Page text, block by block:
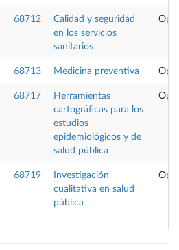
68712
Calidad y seguridad
en los servicios
sanitarios
68713 Medicina preventiva
68717
Herramientas
cartográficas para los
estudios
epidemiológicos y de
salud pública
68719
Investigación
cualitativa en salud
pública